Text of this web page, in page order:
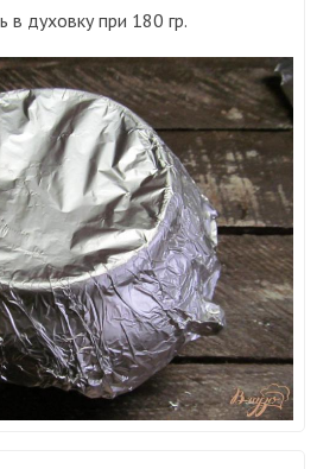
в духовку при 180 гр.